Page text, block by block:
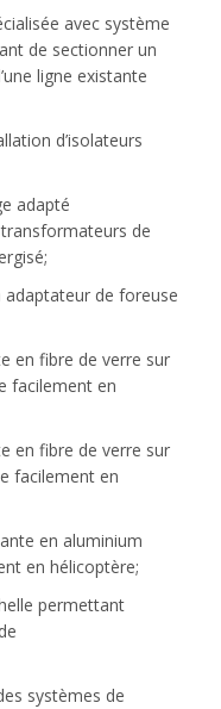
avec système
de sectionner un
ligne existante
d’isolateurs
adapté
de
adaptateur de foreuse
en fibre de verre sur
facilement en
en fibre de verre sur
facilement en
en aluminium
en hélicoptère;
permettant
systèmes de